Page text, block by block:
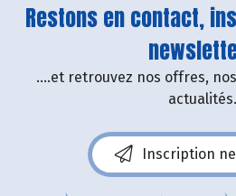
Restons en contact,
....et retrouvez nos offres,
actualités.
Inscription